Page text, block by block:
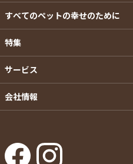
すべてのペットの幸せのために
特集
サービス
会社情報